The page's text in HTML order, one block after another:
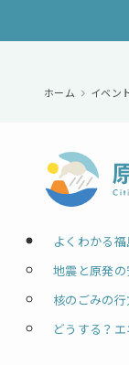
ホーム イベン
よくわかる
地震と原発
核のごみの
どうする？